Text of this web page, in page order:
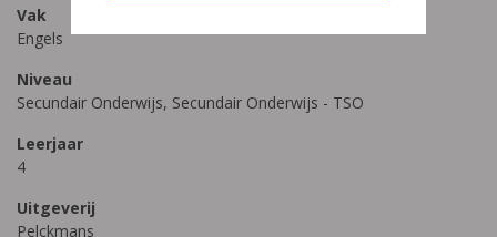
Vak
Engels
Niveau
Secundair Onderwijs, Secundair Onderwijs - TSO
Leerjaar
4
Uitgeverij
Pelckmans